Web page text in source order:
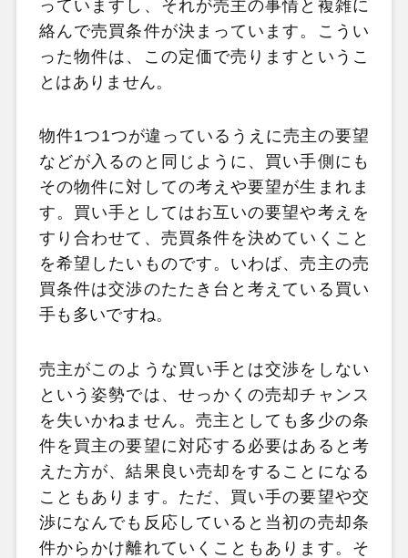
っていますし、それが売主の事情と複雑に
絡んで売買条件が決まっています。こうい
った物件は、この定価で売りますというこ
とはありません。
物件1つ1つが違っているうえに売主の要望
などが入るのと同じように、買い手側にも
その物件に対しての考えや要望が生まれま
す。買い手としてはお互いの要望や考えを
すり合わせて、売買条件を決めていくこと
を希望したいものです。いわば、売主の売
買条件は交渉のたたき台と考えている買い
手も多いですね。
売主がこのような買い手とは交渉をしない
という姿勢では、せっかくの売却チャンス
を失いかねません。売主としても多少の条
件を買主の要望に対応する必要はあると考
えた方が、結果良い売却をすることになる
こともあります。ただ、買い手の要望や交
渉になんでも反応していると当初の売却条
件からかけ離れていくこともあります。そ